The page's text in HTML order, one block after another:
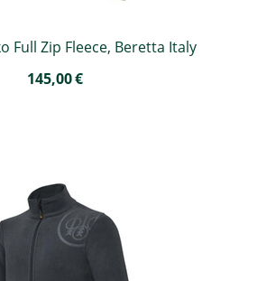
Full Zip Fleece, Beretta Italy
145,00€